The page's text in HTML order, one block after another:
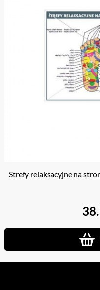
Strefy relaksacyjne na